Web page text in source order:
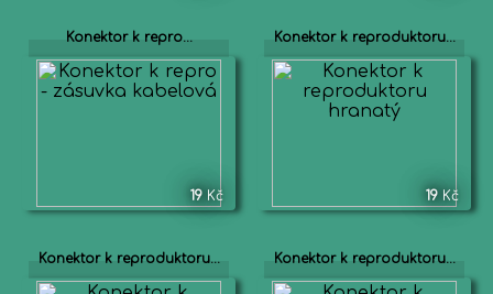
Konektor k repro...
19 Kč
Konektor k reproduktoru...
19 Kč
Konektor k reproduktoru... Konektor k reproduktoru...